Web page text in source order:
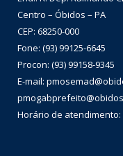
Centro – Óbidos – PA
CEP: 68250-000
Fone: (93) 99125-6645
Procon: (93) 99158-9345
E-mail:
Horário de atendimento: